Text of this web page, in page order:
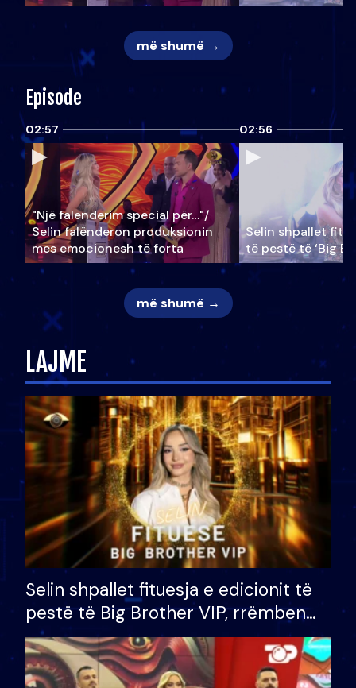
më shumë →
Episode
02:57
"Një falenderim special për…"/
Selin falënderon produksionin
mes emocionesh të forta
02:56
Selin shpallet
të pestë të ‘Big
më shumë →
LAJME
Selin shpallet fituesja e edicionit të
pestë të Big Brother VIP, rrëmben
çmimin e madh prej 100 mijë eurosh